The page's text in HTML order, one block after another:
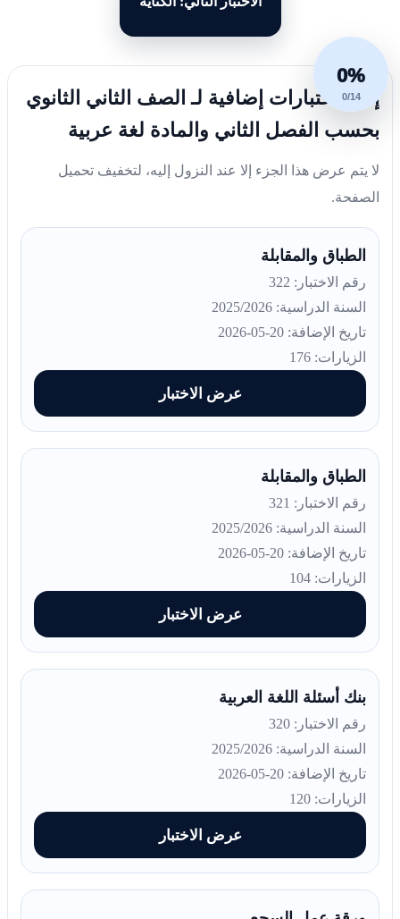
0%
0/14
إليك اختبارات إضافية لـ الصف الثاني الثانوي
بحسب الفصل الثاني والمادة لغة عربية
لا يتم عرض هذا الجزء إلا عند النزول إليه، لتخفيف تحميل
الصفحة.
الطباق والمقابلة
رقم الاختبار: 322
السنة الدراسية: 2025/2026
تاريخ الإضافة: 20-05-2026
الزيارات: 176
عرض الاختبار
الطباق والمقابلة
رقم الاختبار: 321
السنة الدراسية: 2025/2026
تاريخ الإضافة: 20-05-2026
الزيارات: 104
عرض الاختبار
بنك أسئلة اللغة العربية
رقم الاختبار: 320
السنة الدراسية: 2025/2026
تاريخ الإضافة: 20-05-2026
الزيارات: 120
عرض الاختبار